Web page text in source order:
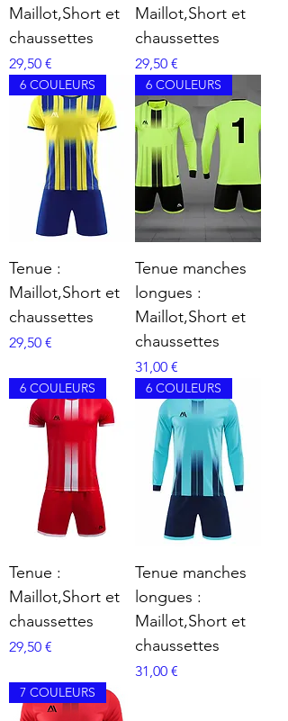
Maillot,Short et
chaussettes
Prix
29,50 €
Maillot,Short et
chaussettes
Prix
29,50 €
6 COULEURS
Tenue :
Maillot,Short et
chaussettes
Prix
29,50 €
6 COULEURS
Tenue manches
longues :
Maillot,Short et
chaussettes
Prix
31,00 €
6 COULEURS
Tenue :
Maillot,Short et
chaussettes
Prix
29,50 €
6 COULEURS
Tenue manches
longues :
Maillot,Short et
chaussettes
Prix
31,00 €
7 COULEURS